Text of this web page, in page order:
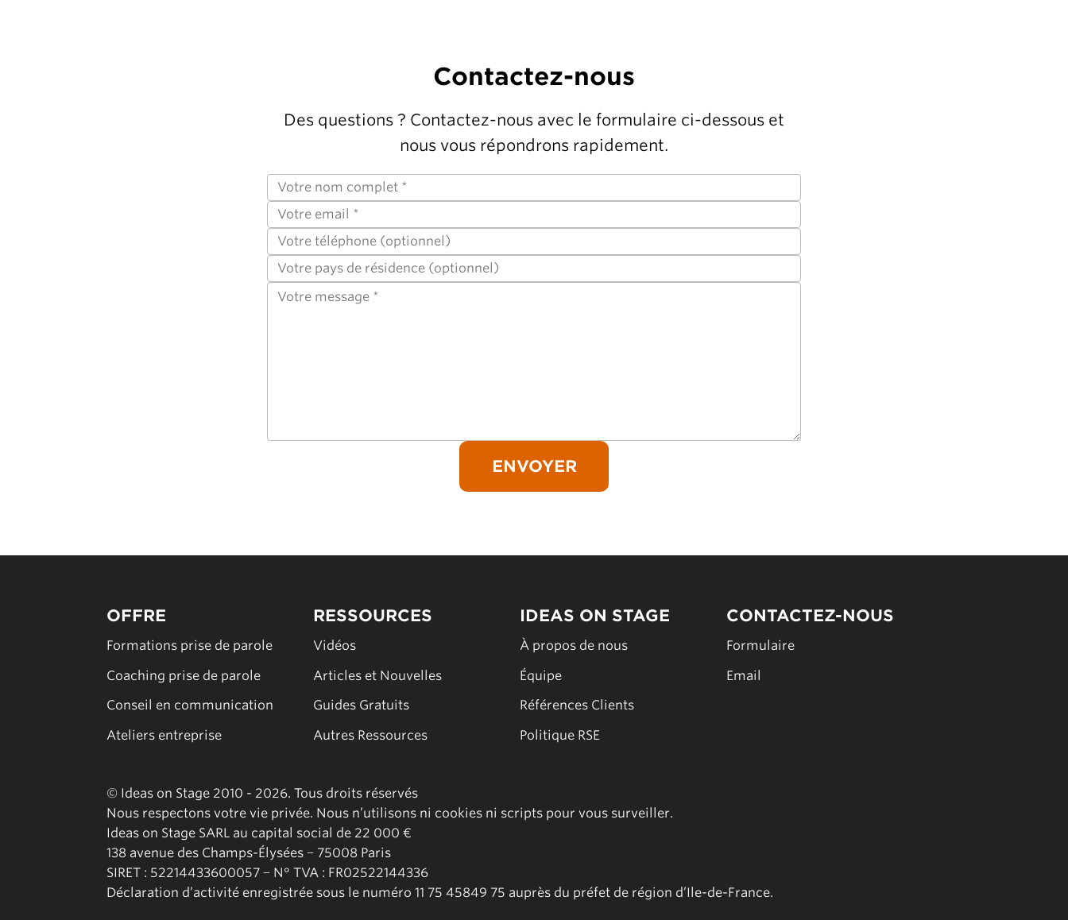
Contactez-nous
Des questions ? Contactez-nous avec le formulaire ci-dessous et
nous vous répondrons rapidement.
OFFRE
Formations prise de parole
Coaching prise de parole
Conseil en communication
Ateliers entreprise
RESSOURCES
Vidéos
Articles et Nouvelles
Guides Gratuits
Autres Ressources
IDEAS ON STAGE
À propos de nous
Équipe
Références Clients
Politique RSE
CONTACTEZ-NOUS
Formulaire
Email
© Ideas on Stage 2010 - 2026. Tous droits réservés
Nous respectons votre vie privée. Nous n’utilisons ni cookies ni scripts pour vous surveiller.
Ideas on Stage SARL au capital social de 22 000 €
138 avenue des Champs-Élysées − 75008 Paris
SIRET : 52214433600057 − N° TVA : FR02522144336
Déclaration d’activité enregistrée sous le numéro 11 75 45849 75 auprès du préfet de région d’Ile-de-France.